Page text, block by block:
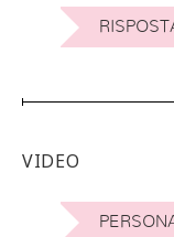
VIDEO